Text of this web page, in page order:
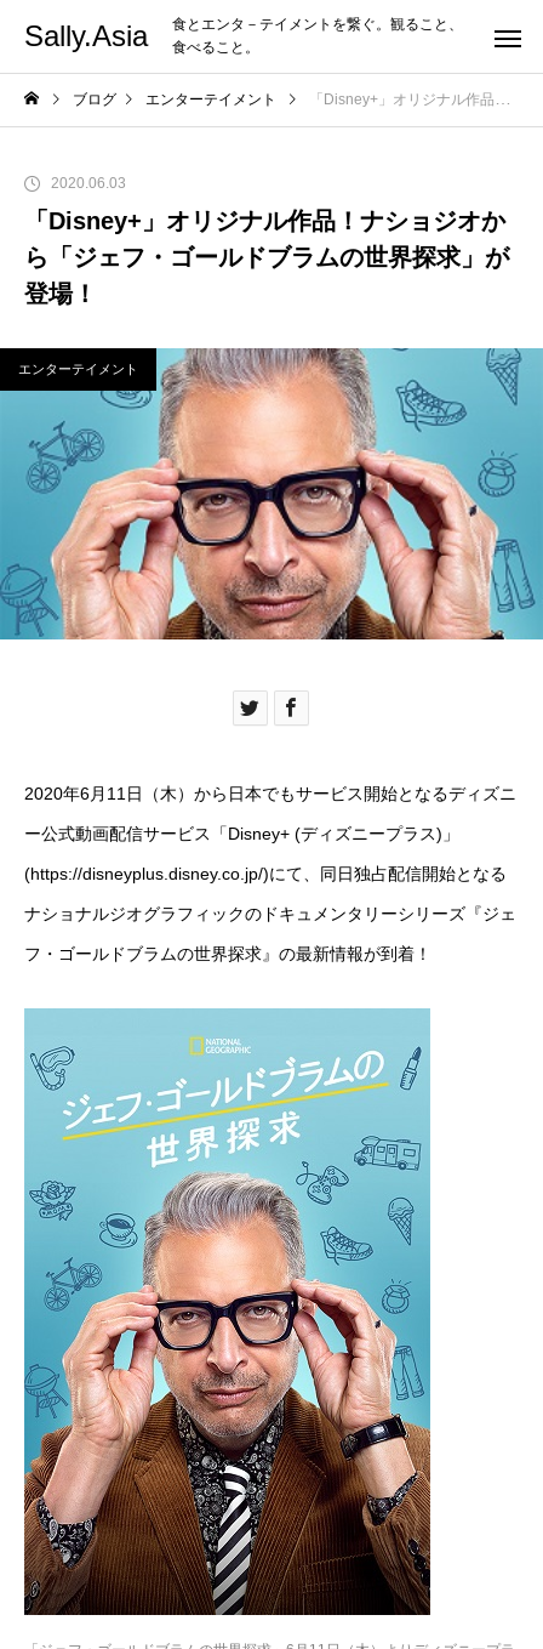
Sally.Asia
食とエンタ－テイメントを繋ぐ。観ること、
食べること。
ブログ エンターテイメント 「Disney+」オリジナル作品！ナショジオから「ジェフ・ゴールドブラムの世界探求」が登場！
2020.06.03
「Disney+」オリジナル作品！ナショジオか
ら「ジェフ・ゴールドブラムの世界探求」が
登場！
エンターテイメント
2020年6月11日（木）から日本でもサービス開始となるディズニ
ー公式動画配信サービス「Disney+ (ディズニープラス)」
(https://disneyplus.disney.co.jp/)にて、同日独占配信開始となる
ナショナルジオグラフィックのドキュメンタリーシリーズ『ジェ
フ・ゴールドブラムの世界探求』の最新情報が到着！